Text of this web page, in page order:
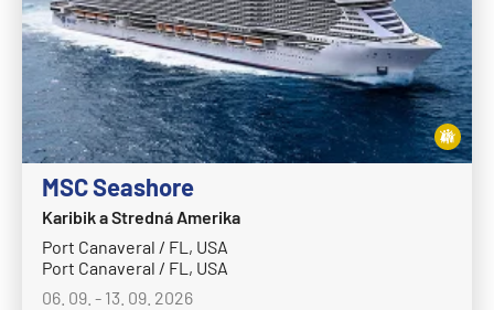
Crystal Serenity
Crystal Symphony
Cunard Line
Queen Anne
Queen Elizabeth
Queen Mary 2
Queen Victoria
Disney Cruise Line
MSC Seashore
Karibik a Stredná Amerika
Port Canaveral / FL, USA
Port Canaveral / FL, USA
06. 09. - 13. 09. 2026